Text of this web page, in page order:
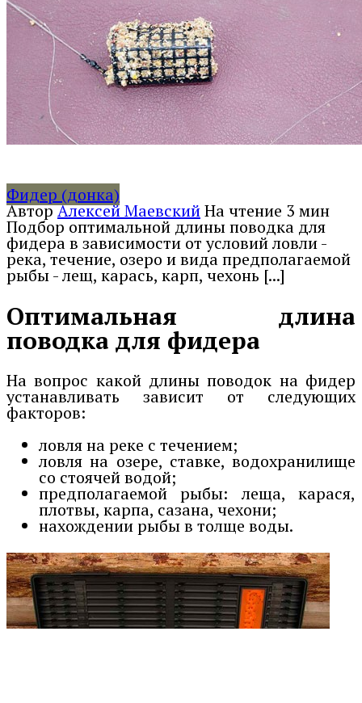
Фидер (донка)
АвторАлексей МаевскийНа чтение 3 мин
Подбор оптимальной длины поводка для
фидера в зависимости от условий ловли -
река, течение, озеро и вида предполагаемой
рыбы - лещ, карась, карп, чехонь [...]
Оптимальная длина
поводка для фидера
На вопрос какой длины поводок на фидер
устанавливать зависит от следующих
факторов:
ловля на реке с течением;
ловля на озере, ставке, водохранилище
со стоячей водой;
предполагаемой рыбы: леща, карася,
плотвы, карпа, сазана, чехони;
нахождении рыбы в толще воды.